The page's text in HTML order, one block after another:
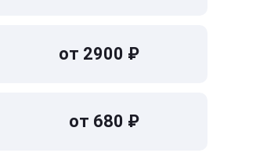
от 2900 ₽
от 680 ₽